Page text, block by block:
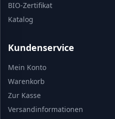
BIO-Zertifikat
Katalog
Kundenservice
Mein Konto
Warenkorb
Zur Kasse
Versandinformationen